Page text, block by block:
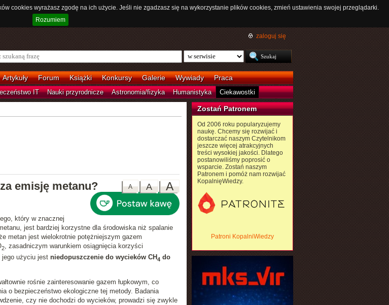
cookies wyrażasz zgodę na ich użycie. Jeśli nie zgadzasz się na wykorzystanie plików cookies, zmień ustawienia swojej przeglądarki.
Rozumiem
zaloguj się
Artykuły Forum Książki Konkursy Galerie Wywiady Praca
IT Nauki przyrodnicze Astronomia/fizyka Humanistyka Ciekawostki
A
A
A
emisję metanu?
który w znacznej
jest bardziej korzystne dla środowiska niż spalanie
metan jest wielokrotnie potężniejszym gazem
2, zasadniczym warunkiem osiągnięcia korzyści
użyciu jest niedopuszczenie do wycieków CH4 do
rośnie zainteresowanie gazem łupkowym, co
o bezpieczeństwo ekologiczne tej metody. Badania
czy nie dochodzi do wycieków, prowadzi się zwykle
Zostań Patronem
Od 2006 roku popularyzujemy
naukę. Chcemy się rozwijać i
dostarczać naszym Czytelnikom
jeszcze więcej atrakcyjnych
treści wysokiej jakości. Dlatego
postanowiliśmy poprosić o
wsparcie. Zostań naszym
Patronem i pomóż nam rozwijać
KopalnięWiedzy.
Patroni KopalniWiedzy